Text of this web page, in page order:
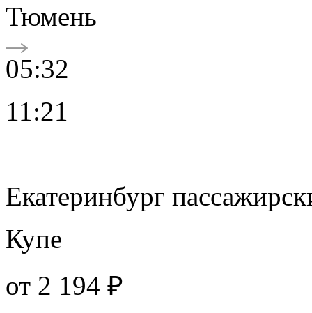
Тюмень
05:32
11:21
Екатеринбург
Купе
от 2 194 ₽